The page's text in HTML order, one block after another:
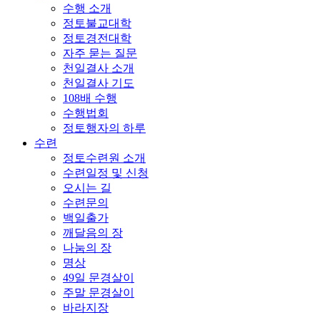
수행 소개
정토불교대학
정토경전대학
자주 묻는 질문
천일결사 소개
천일결사 기도
108배 수행
수행법회
정토행자의 하루
수련
정토수련원 소개
수련일정 및 신청
오시는 길
수련문의
백일출가
깨달음의 장
나눔의 장
명상
49일 문경살이
주말 문경살이
바라지장